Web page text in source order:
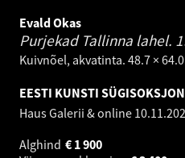
Evald Okas
Purjekad Tallinna lahel.
Kuivnõel, akvatinta. 48.7 ×
EESTI KUNSTI
Haus Galerii & online
Alghind
1 900
€